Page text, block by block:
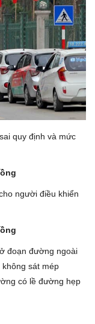
quy định và mức
người điều khiển
đoạn đường ngoài
sát mép
có lề đường hẹp